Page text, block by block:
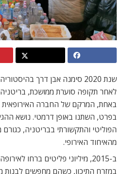
שנת 2020 סימנה אבן דרך
לאחר תקופה סוערת ממושכת, בריטניה
באחת, המרקם של החברה
בפרט, השתנו באופן דרמטי. נושא
הפוליטי והתקשורתי בבריטניה, כגורם
מהאיחוד האירופי.
ב-2015, מיליוני פליטים ברחו
במזרח התיכון, כשהם מחפשים